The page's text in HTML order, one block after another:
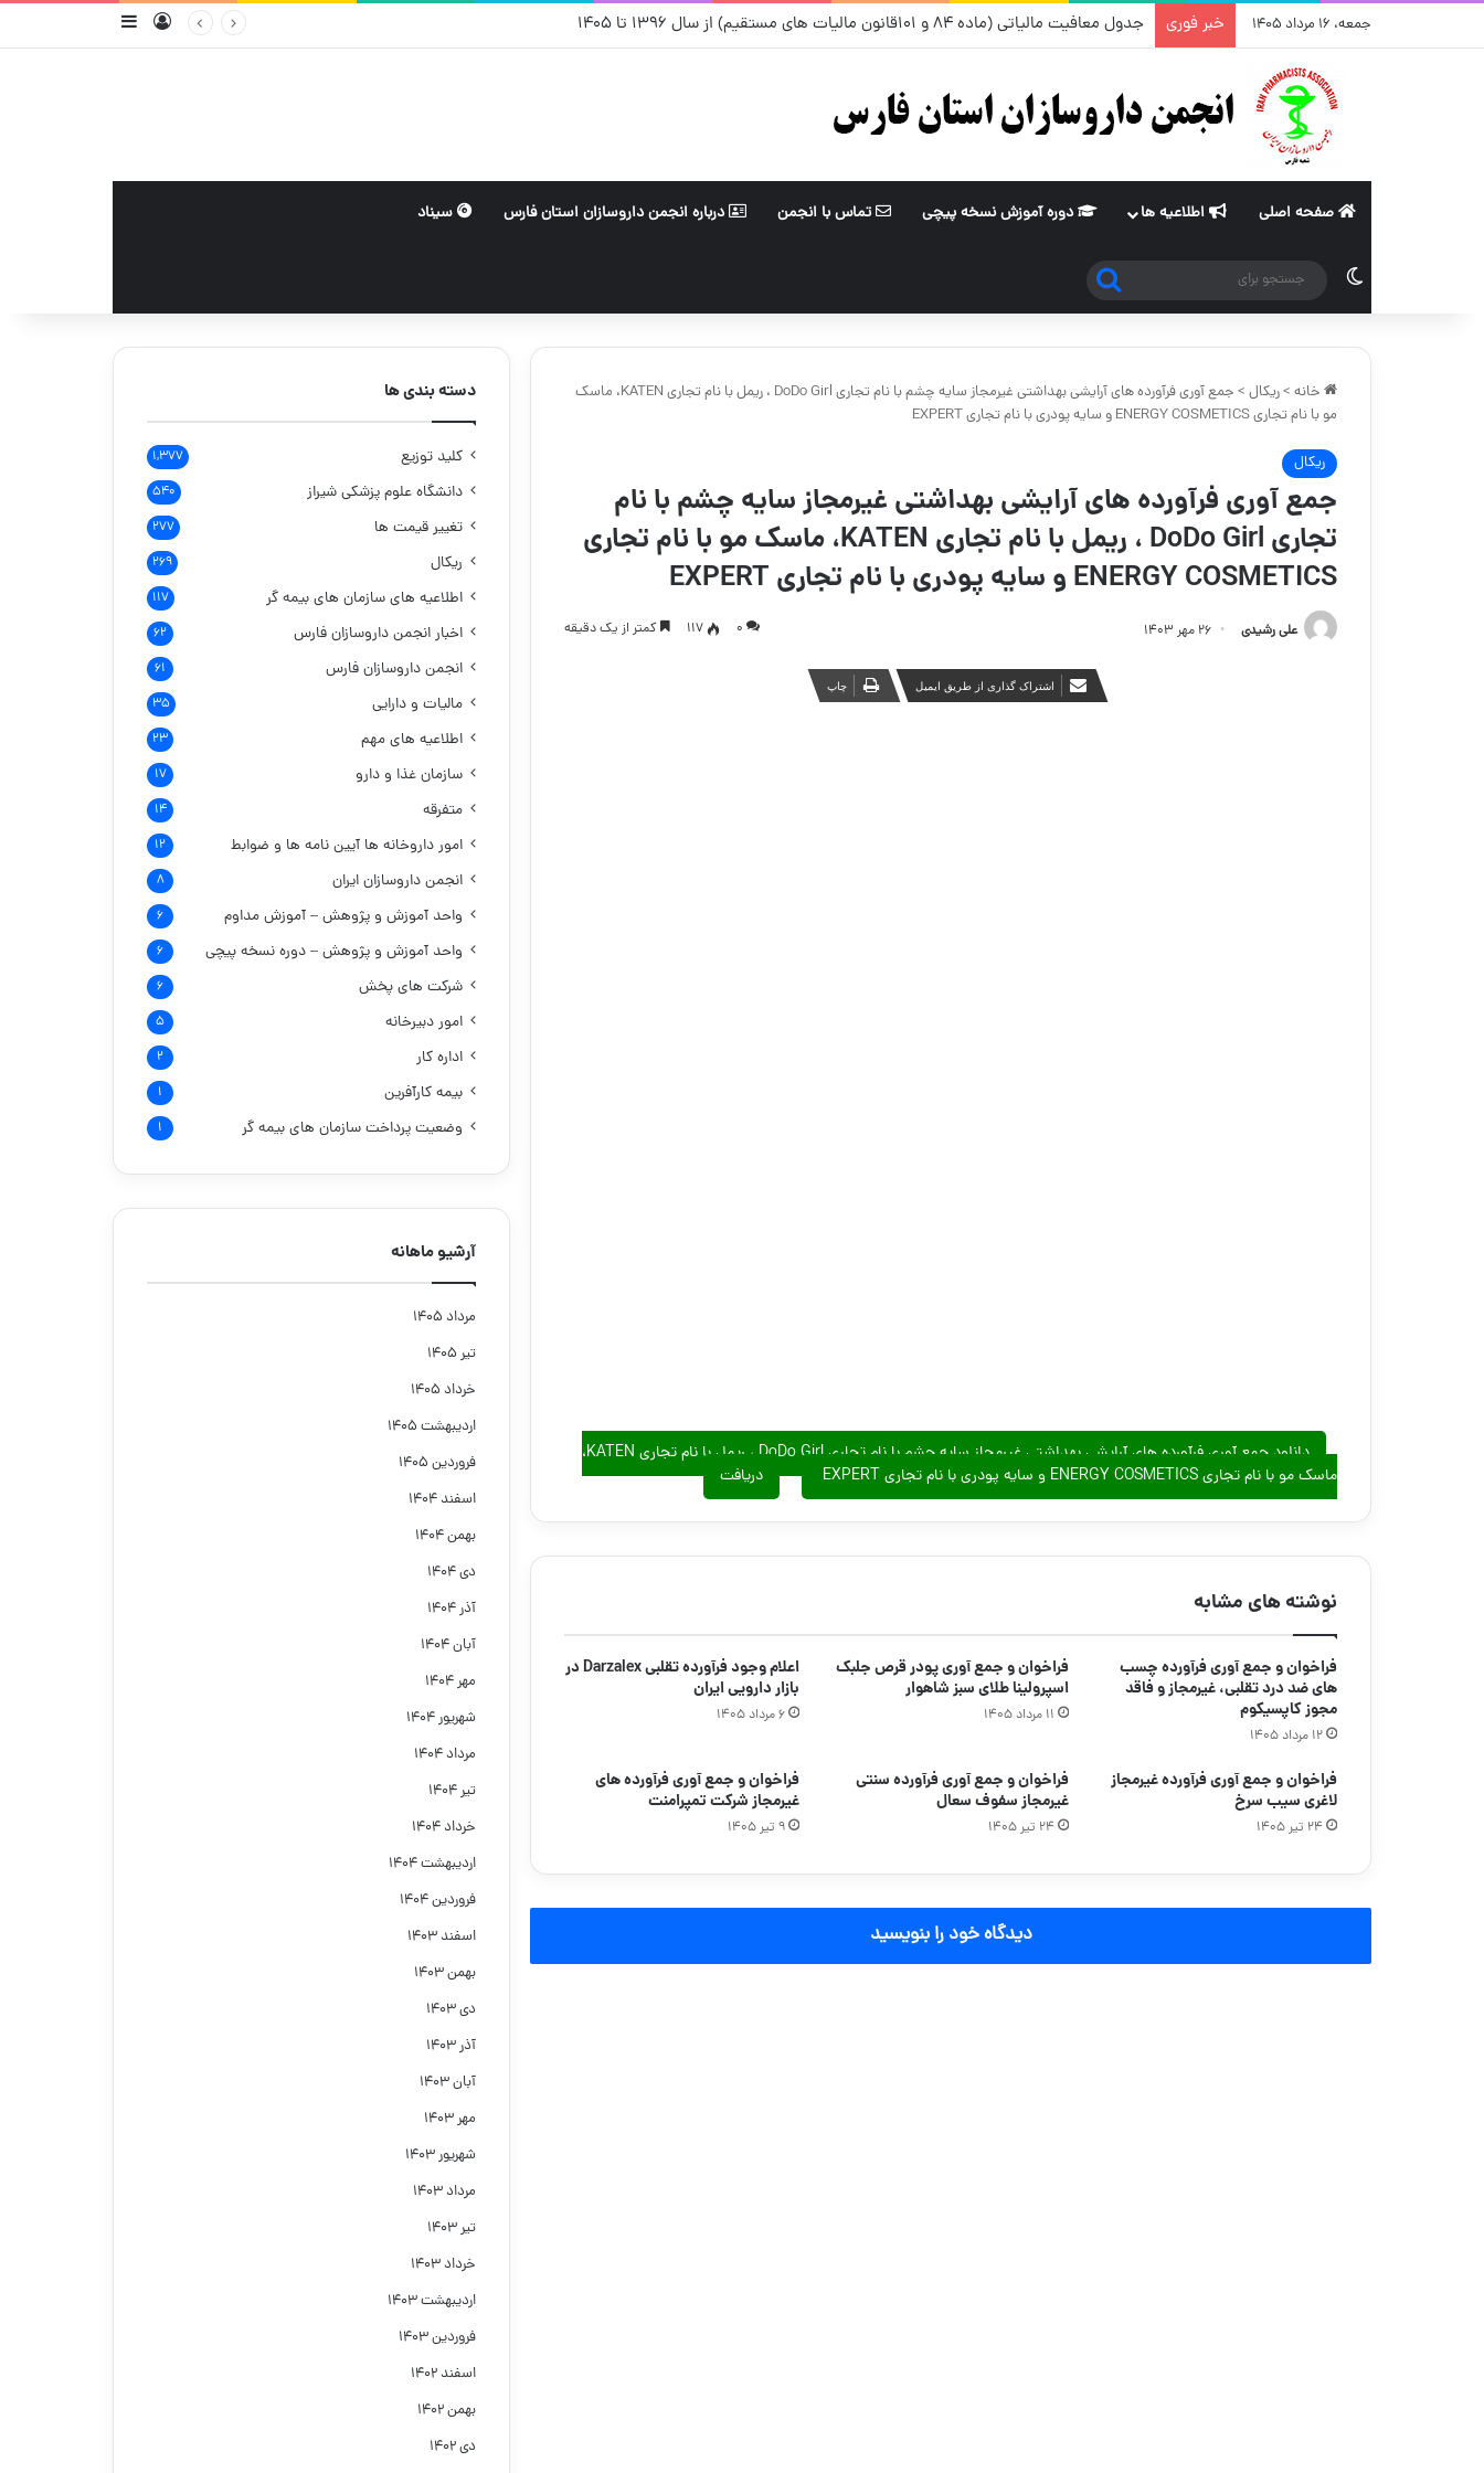
جمعه، ۱۶ مرداد ۱۴۰۵ خبر فوری جدول معافیت مالیاتی (ماده ۸۴ و ۱۰۱قانون مالیات های مستقیم) از سال ۱۳۹۶ تا ۱۴۰۵ ورودسایدبار
صفحه اصلی اطلاعیه ها دوره آموزش نسخه پیچی تماس با انجمن درباره انجمن داروسازان استان فارس سیناد
تغییر پوسته
جستجو
برای
خانه >ریکال >
جمع آوری فرآورده های آرایشی بهداشتی غیرمجاز سایه چشم با نام تجاری DoDo Girl ، ریمل با نام تجاری KATEN، ماسک
مو با نام تجاری ENERGY COSMETICS و سایه پودری با نام تجاری EXPERT
ریکال
جمع آوری فرآورده های آرایشی بهداشتی غیرمجاز سایه چشم با نام
تجاری DoDo Girl ، ریمل با نام تجاری KATEN، ماسک مو با نام تجاری
ENERGY COSMETICS و سایه پودری با نام تجاری EXPERT
علی رشیدی ۲۶ مهر ۱۴۰۳ ۰ 117 کمتر از یک دقیقه
اشتراک گذاری از طریق ایمیل چاپ
دانلود جمع آوری فرآورده های آرایشی بهداشتی غیرمجاز سایه چشم با نام تجاری DoDo Girl ، ریمل با نام تجاری KATEN،
ماسک مو با نام تجاری ENERGY COSMETICS و سایه پودری با نام تجاری EXPERT
دریافت
نوشته های مشابه
فراخوان و جمع آوری فرآورده چسب
های ضد درد تقلبی، غیرمجاز و فاقد
مجوز کاپسیکوم
۱۲ مرداد ۱۴۰۵
فراخوان و جمع آوری پودر قرص جلبک
اسپرولینا طلای سبز شاهوار
۱۱ مرداد ۱۴۰۵
اعلام وجود فرآورده تقلبی Darzalex در
بازار دارویی ایران
۶ مرداد ۱۴۰۵
فراخوان و جمع آوری فرآورده غیرمجاز
لاغری سیب سرخ
۲۴ تیر ۱۴۰۵
فراخوان و جمع آوری فرآورده سنتی
غیرمجاز سفوف سعال
۲۴ تیر ۱۴۰۵
فراخوان و جمع آوری فرآورده های
غیرمجاز شرکت تمپرامنت
۹ تیر ۱۴۰۵
دیدگاه خود را بنویسید
دسته بندی ها
کلید توزیع ۱,۳۷۷
دانشگاه علوم پزشکی شیراز ۵۴۰
تغییر قیمت ها ۲۷۷
ریکال ۲۶۹
اطلاعیه های سازمان های بیمه گر ۱۱۷
اخبار انجمن داروسازان فارس ۶۲
انجمن داروسازان فارس ۶۱
مالیات و دارایی ۳۵
اطلاعیه های مهم ۲۳
سازمان غذا و دارو ۱۷
متفرقه ۱۴
امور داروخانه هاآیین نامه ها و ضوابط ۱۲
انجمن داروسازان ایران ۸
واحد آموزش و پژوهش – آموزش مداوم ۶
واحد آموزش و پژوهش – دوره نسخه پیچی ۶
شرکت های پخش ۶
امور دبیرخانه ۵
اداره کار ۲
بیمه کارآفرین ۱
وضعیت پرداخت سازمان های بیمه گر ۱
آرشیو ماهانه
مرداد ۱۴۰۵
تیر ۱۴۰۵
خرداد ۱۴۰۵
اردیبهشت ۱۴۰۵
فروردین ۱۴۰۵
اسفند ۱۴۰۴
بهمن ۱۴۰۴
دی ۱۴۰۴
آذر ۱۴۰۴
آبان ۱۴۰۴
مهر ۱۴۰۴
شهریور ۱۴۰۴
مرداد ۱۴۰۴
تیر ۱۴۰۴
خرداد ۱۴۰۴
اردیبهشت ۱۴۰۴
فروردین ۱۴۰۴
اسفند ۱۴۰۳
بهمن ۱۴۰۳
دی ۱۴۰۳
آذر ۱۴۰۳
آبان ۱۴۰۳
مهر ۱۴۰۳
شهریور ۱۴۰۳
مرداد ۱۴۰۳
تیر ۱۴۰۳
خرداد ۱۴۰۳
اردیبهشت ۱۴۰۳
فروردین ۱۴۰۳
اسفند ۱۴۰۲
بهمن ۱۴۰۲
دی ۱۴۰۲